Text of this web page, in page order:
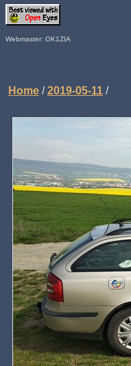
Webmaster: OK1ZIA
Home /2019-05-11 /